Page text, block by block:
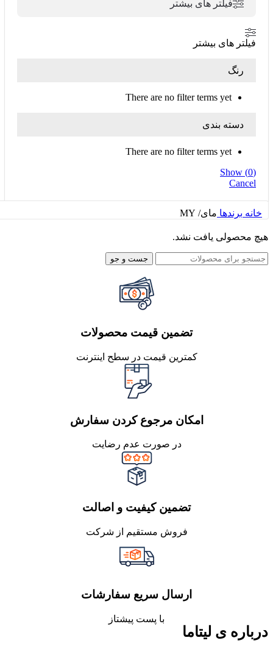
فیلتر های بیشتر
فیلتر های بیشتر
رنگ
There are no filter terms yet
دسته بندی
There are no filter terms yet
Show (0)
Cancel
خانه برندها مای/ MY
هیچ محصولی یافت نشد.
جست و جو
تضمین قیمت محصولات
کمترین قیمت در سطح اینترنت
امکان مرجوع کردن سفارش
در صورت عدم رضایت
تضمین کیفیت و اصالت
فروش مستقیم از شرکت
ارسال سریع سفارشات
با پست پیشتاز
درباره ی لیتاما